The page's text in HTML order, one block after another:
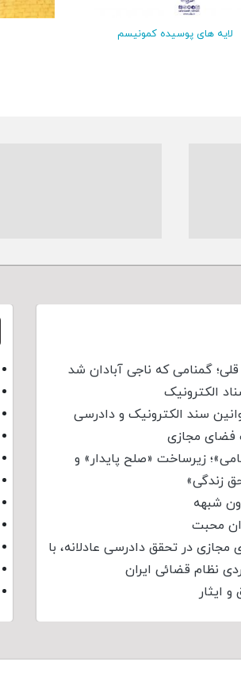
لایه های پوسیده کمونیسم
گمنامی که ناجی آبادان شد
الکترونیک
سند الکترونیک و دادرسی
فضای مجازی
زیرساخت «صلح پایدار» و
زندگی»
شبهه
محبت
در تحقق دادرسی عادلانه، با
نظام قضائی ایران
ایثار